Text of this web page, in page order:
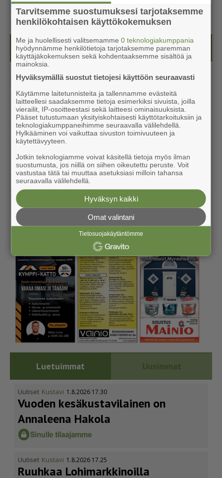
Kesälehti (ilmainen)
Luetuimmat Uusimmat
Uutiset Kustavi 1.8.2026 17.30
Vuoden kesäkus­ta­vi­lainen on
Annaleena Hakola
Uutiset Kustavi 1.8.2026 17.25
Ruuhkaa Lohimark­ki­noilla
Tarvitsemme suostumuksesi tarjotaksemme
henkilökohtaisen käyttökokemuksen
Me ja huolellisesti valitsemamme0 teknologiakumppania
hyödynnämme henkilötietoja tarjotaksemme paremman
käyttäjäkokemuksen sekä kohdentaaksemme sisältöä ja
mainoksia.
Hyväksymällä suostut tietojesi käyttöön seuraavasti
Käytämme laitetunnisteita ja tallennamme evästeitä
laitteellesi saadaksemme tietoja esimerkiksi sivuista, joilla
vierailit, IP-osoitteestasi sekä laitteesi ominaisuuksista.
Pääset tutustumaan yksityiskohtaisesti käyttötarkoituksiin ja
teknologiakumppaneihimme seuraavalla välilehdellä.
Hylkääminen voi vaikuttaa sivuston toimivuuteen ja
käytettävyyteen.
Jotkin teknologiamme voivat käsitellä tietoja myös ilman
suostumusta, jos niillä on siihen oikeutettu peruste. Voit
vastustaa tätä tai muuttaa asetuksiasi milloin tahansa
seuraavalla välilehdellä.
Hyväksyn kaikki
Omat valintani
Tietosuojakäytäntömme